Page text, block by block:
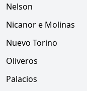
Nelson
Nicanor e Molinas
Nuevo Torino
Oliveros
Palacios